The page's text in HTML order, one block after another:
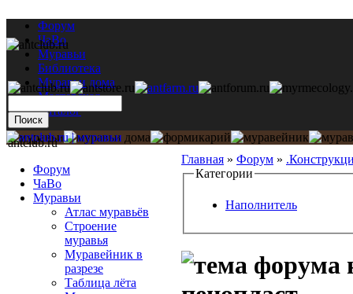
Форум
ЧаВо
Муравьи
Библиотека
Муравьи дома
Мастерская
Каталог
Главная » Форум »
Категории
Наполнитель
antclub.ru
Форум
ЧаВо
Муравьи
Атлас муравьёв
Строение
муравья
Муравейник в
разрезе
Таблица лёта